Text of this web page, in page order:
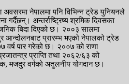
अवसरमा नेपालमा पनि विभिन्न ट्रेड युनियनले
गर्दैछन्। अन्तर्राष्ट्रिष्य श्रमिक दिवसका
बिदा दिएको छ। २००३ सालमा
आन्दोलनबाट प्रारम्भ भएको नेपालको ट्रेड
वर्ष पार गरेको छ। २००७ को राणा
प्राप्ति तथा २०६२/६३ को
मजदुर वर्गको अतुलनीय योगदान छ।